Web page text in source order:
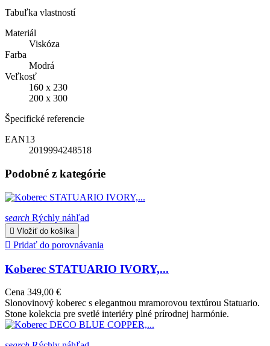
Tabuľka vlastností
Materiál
Viskóza
Farba
Modrá
Veľkosť
160 x 230
200 x 300
Špecifické referencie
EAN13
2019994248518
Podobné z kategórie
search Rýchly náhľad
 Vložiť do košíka
 Pridať do porovnávania
Koberec STATUARIO IVORY,...
Cena 349,00 €
Slonovinový koberec s elegantnou mramorovou textúrou Statuario.
Stone kolekcia pre svetlé interiéry plné prírodnej harmónie.